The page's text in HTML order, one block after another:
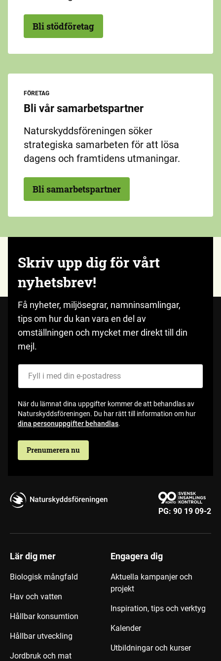
Bli stödföretag
FÖRETAG
Bli vår samarbetspartner
Naturskyddsföreningen söker
strategiska samarbeten för att lösa
dagens och framtidens utmaningar.
Bli samarbetspartner
Skriv upp dig för vårt
nyhetsbrev!
Få nyheter, miljösegrar, namninsamlingar,
tips om hur du kan vara en del av
omställningen och mycket mer direkt till din
mejl.
När du lämnat dina uppgifter kommer de att behandlas av
Naturskyddsföreningen. Du har rätt till information om hur
dina personuppgifter behandlas.
Prenumerera nu
PG: 90 19 09-2
Lär dig mer
Biologisk mångfald
Hav och vatten
Hållbar konsumtion
Hållbar utveckling
Jordbruk och mat
Engagera dig
Aktuella kampanjer och
projekt
Inspiration, tips och verktyg
Kalender
Utbildningar och kurser